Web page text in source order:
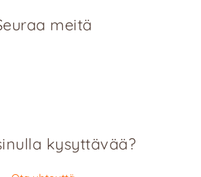
meitä
kysyttävää?